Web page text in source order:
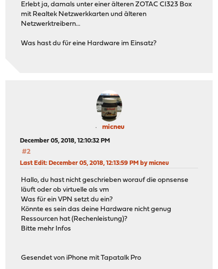
Erlebt ja, damals unter einer älteren ZOTAC CI323 Box
mit Realtek Netzwerkkarten und älteren
Netzwerktreibern...
Was hast du für eine Hardware im Einsatz?
micneu
December 05, 2018, 12:10:32 PM
#2
Last Edit: December 05, 2018, 12:13:59 PM by micneu
Hallo, du hast nicht geschrieben worauf die opnsense
läuft oder ob virtuelle als vm
Was für ein VPN setzt du ein?
Könnte es sein das deine Hardware nicht genug
Ressourcen hat (Rechenleistung)?
Bitte mehr Infos
Gesendet von iPhone mit Tapatalk Pro